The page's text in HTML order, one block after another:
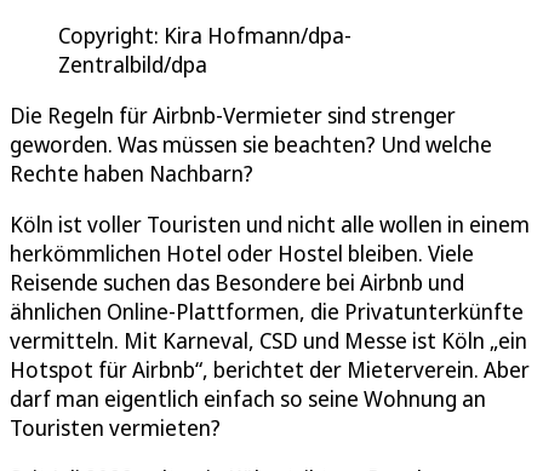
Copyright: Kira Hofmann/dpa-
Zentralbild/dpa
Die Regeln für Airbnb-Vermieter sind strenger
geworden. Was müssen sie beachten? Und welche
Rechte haben Nachbarn?
Köln ist voller Touristen und nicht alle wollen in einem
herkömmlichen Hotel oder Hostel bleiben. Viele
Reisende suchen das Besondere bei Airbnb und
ähnlichen Online-Plattformen, die Privatunterkünfte
vermitteln. Mit Karneval, CSD und Messe ist Köln „ein
Hotspot für Airbnb“, berichtet der Mieterverein. Aber
darf man eigentlich einfach so seine Wohnung an
Touristen vermieten?